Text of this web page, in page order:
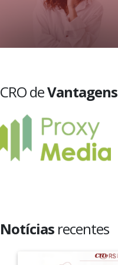
CRO deVantagens
Notícias recentes